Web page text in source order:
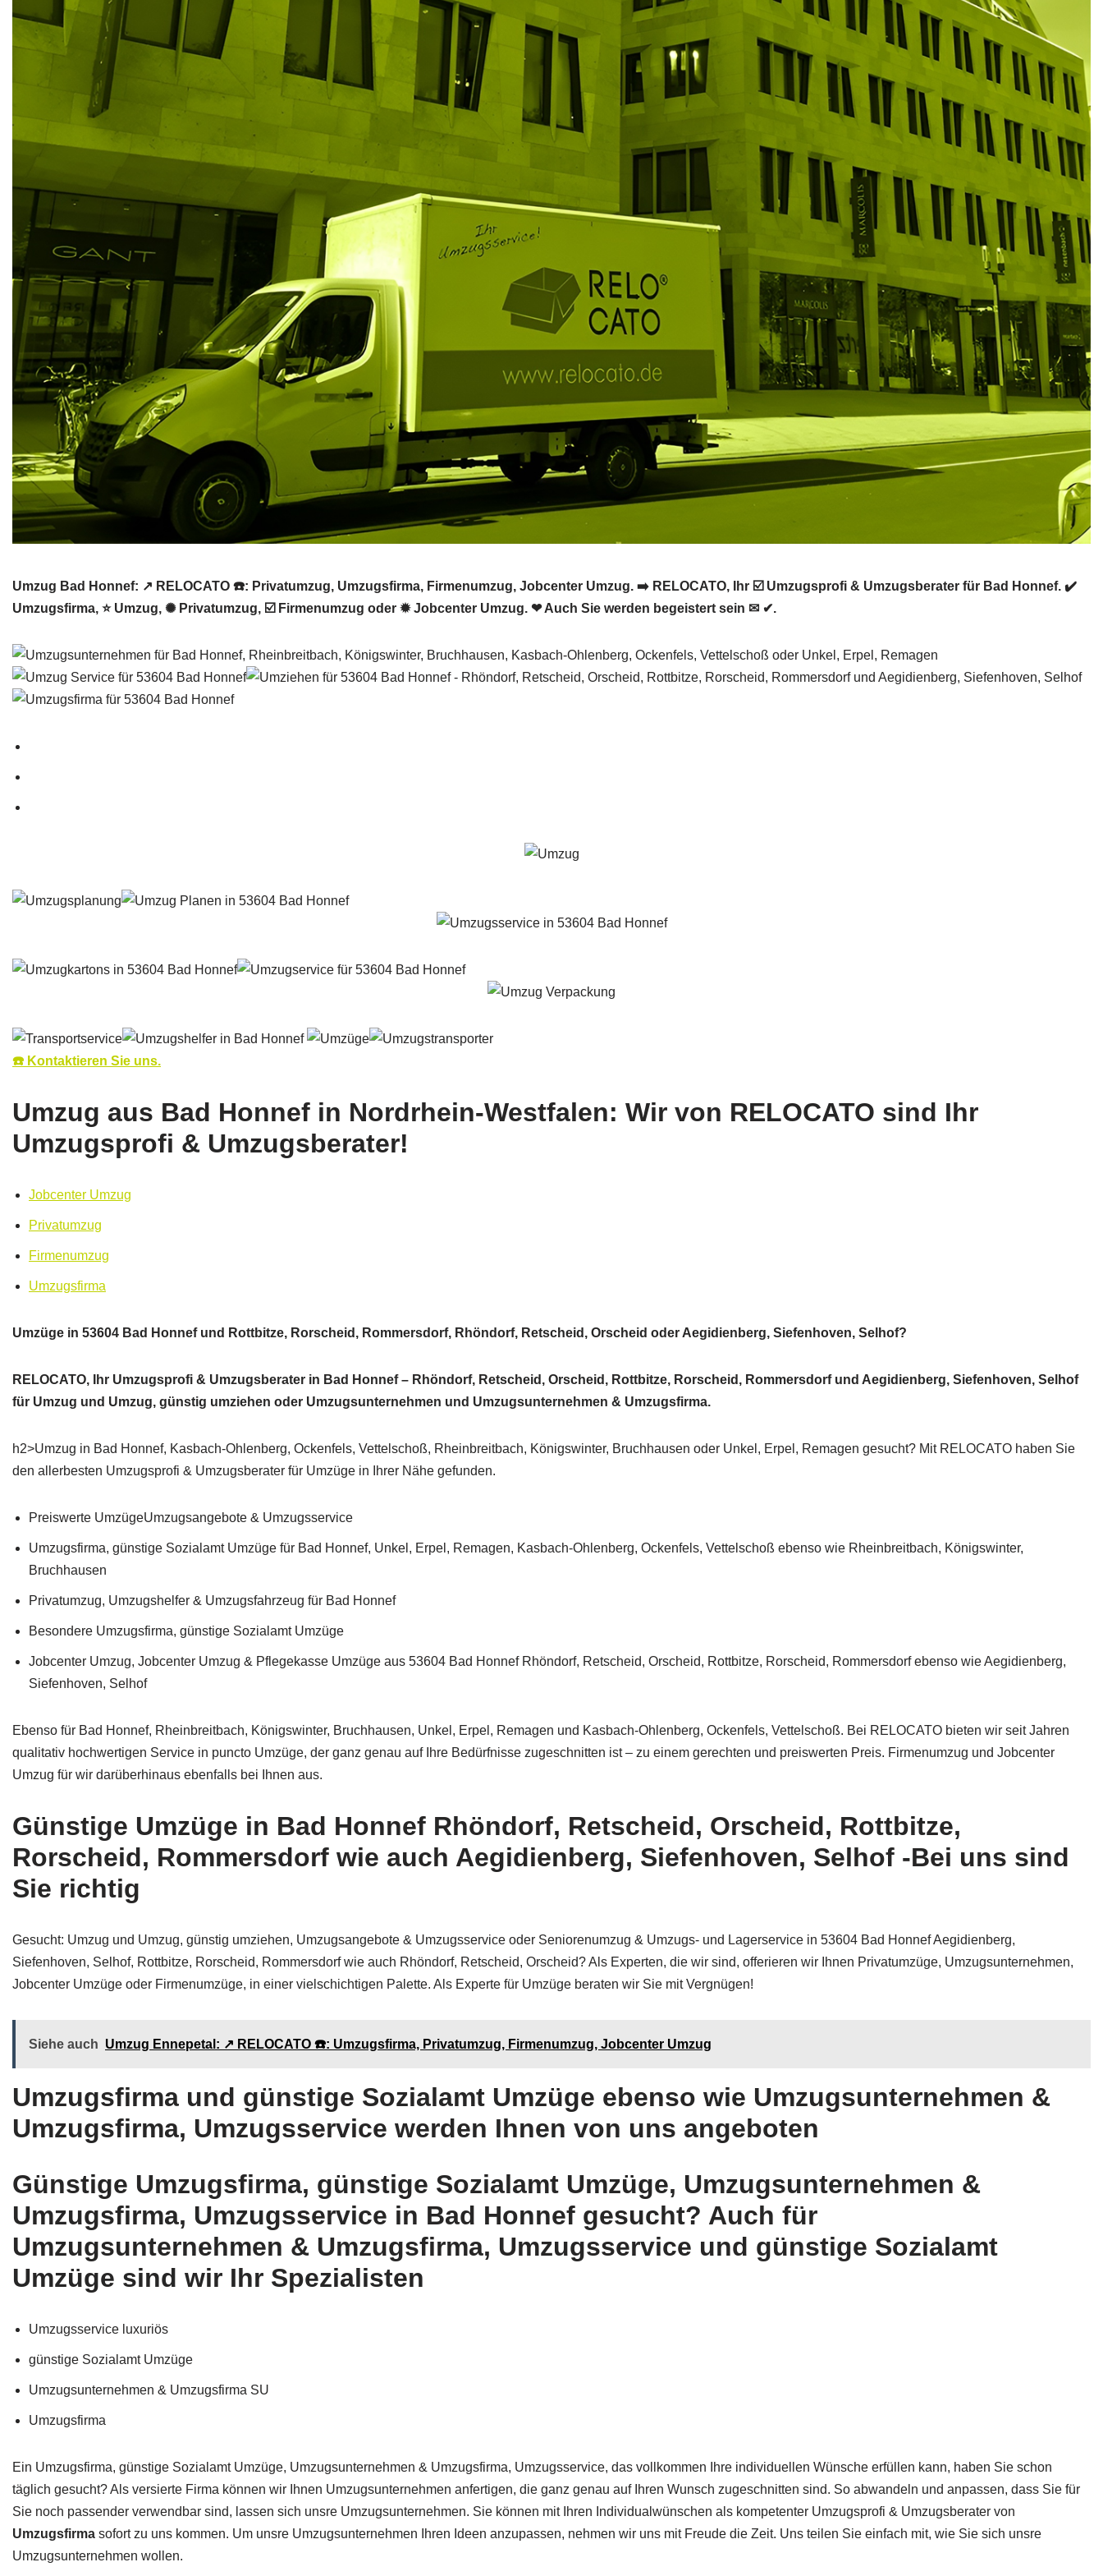
Umzug Bad Honnef: ↗️ RELOCATO ☎️: Privatumzug, Umzugsfirma, Firmenumzug, Jobcenter Umzug. ➡️ RELOCATO, Ihr ☑️ Umzugsprofi & Umzugsberater für Bad Honnef. ✔️
Umzugsfirma, ⭐ Umzug, ✺ Privatumzug, ☑️ Firmenumzug oder ✹ Jobcenter Umzug. ❤ Auch Sie werden begeistert sein ✉ ✔.
☎️ Kontaktieren Sie uns.
Umzug aus Bad Honnef in Nordrhein-Westfalen: Wir von RELOCATO sind Ihr
Umzugsprofi & Umzugsberater!
Jobcenter Umzug
Privatumzug
Firmenumzug
Umzugsfirma
Umzüge in 53604 Bad Honnef und Rottbitze, Rorscheid, Rommersdorf, Rhöndorf, Retscheid, Orscheid oder Aegidienberg, Siefenhoven, Selhof?
RELOCATO, Ihr Umzugsprofi & Umzugsberater in Bad Honnef – Rhöndorf, Retscheid, Orscheid, Rottbitze, Rorscheid, Rommersdorf und Aegidienberg, Siefenhoven, Selhof
für Umzug und Umzug, günstig umziehen oder Umzugsunternehmen und Umzugsunternehmen & Umzugsfirma.
h2>Umzug in Bad Honnef, Kasbach-Ohlenberg, Ockenfels, Vettelschoß, Rheinbreitbach, Königswinter, Bruchhausen oder Unkel, Erpel, Remagen gesucht? Mit RELOCATO haben Sie
den allerbesten Umzugsprofi & Umzugsberater für Umzüge in Ihrer Nähe gefunden.
Preiswerte UmzügeUmzugsangebote & Umzugsservice
Umzugsfirma, günstige Sozialamt Umzüge für Bad Honnef, Unkel, Erpel, Remagen, Kasbach-Ohlenberg, Ockenfels, Vettelschoß ebenso wie Rheinbreitbach, Königswinter,
Bruchhausen
Privatumzug, Umzugshelfer & Umzugsfahrzeug für Bad Honnef
Besondere Umzugsfirma, günstige Sozialamt Umzüge
Jobcenter Umzug, Jobcenter Umzug & Pflegekasse Umzüge aus 53604 Bad Honnef Rhöndorf, Retscheid, Orscheid, Rottbitze, Rorscheid, Rommersdorf ebenso wie Aegidienberg,
Siefenhoven, Selhof
Ebenso für Bad Honnef, Rheinbreitbach, Königswinter, Bruchhausen, Unkel, Erpel, Remagen und Kasbach-Ohlenberg, Ockenfels, Vettelschoß. Bei RELOCATO bieten wir seit Jahren
qualitativ hochwertigen Service in puncto Umzüge, der ganz genau auf Ihre Bedürfnisse zugeschnitten ist – zu einem gerechten und preiswerten Preis. Firmenumzug und Jobcenter
Umzug für wir darüberhinaus ebenfalls bei Ihnen aus.
Günstige Umzüge in Bad Honnef Rhöndorf, Retscheid, Orscheid, Rottbitze,
Rorscheid, Rommersdorf wie auch Aegidienberg, Siefenhoven, Selhof -Bei uns sind
Sie richtig
Gesucht: Umzug und Umzug, günstig umziehen, Umzugsangebote & Umzugsservice oder Seniorenumzug & Umzugs- und Lagerservice in 53604 Bad Honnef Aegidienberg,
Siefenhoven, Selhof, Rottbitze, Rorscheid, Rommersdorf wie auch Rhöndorf, Retscheid, Orscheid? Als Experten, die wir sind, offerieren wir Ihnen Privatumzüge, Umzugsunternehmen,
Jobcenter Umzüge oder Firmenumzüge, in einer vielschichtigen Palette. Als Experte für Umzüge beraten wir Sie mit Vergnügen!
Siehe auch Umzug Ennepetal: ↗️ RELOCATO ☎️: Umzugsfirma, Privatumzug, Firmenumzug, Jobcenter Umzug
Umzugsfirma und günstige Sozialamt Umzüge ebenso wie Umzugsunternehmen &
Umzugsfirma, Umzugsservice werden Ihnen von uns angeboten
Günstige Umzugsfirma, günstige Sozialamt Umzüge, Umzugsunternehmen &
Umzugsfirma, Umzugsservice in Bad Honnef gesucht? Auch für
Umzugsunternehmen & Umzugsfirma, Umzugsservice und günstige Sozialamt
Umzüge sind wir Ihr Spezialisten
Umzugsservice luxuriös
günstige Sozialamt Umzüge
Umzugsunternehmen & Umzugsfirma SU
Umzugsfirma
Ein Umzugsfirma, günstige Sozialamt Umzüge, Umzugsunternehmen & Umzugsfirma, Umzugsservice, das vollkommen Ihre individuellen Wünsche erfüllen kann, haben Sie schon
täglich gesucht? Als versierte Firma können wir Ihnen Umzugsunternehmen anfertigen, die ganz genau auf Ihren Wunsch zugeschnitten sind. So abwandeln und anpassen, dass Sie für
Sie noch passender verwendbar sind, lassen sich unsre Umzugsunternehmen. Sie können mit Ihren Individualwünschen als kompetenter Umzugsprofi & Umzugsberater von
Umzugsfirma sofort zu uns kommen. Um unsre Umzugsunternehmen Ihren Ideen anzupassen, nehmen wir uns mit Freude die Zeit. Uns teilen Sie einfach mit, wie Sie sich unsre
Umzugsunternehmen wollen.